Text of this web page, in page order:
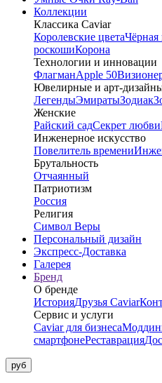
Коллекции
Классика Caviar
Королевские цветаЧёрная
роскошиКорона
Технологии и инновации
ФлагманApple 50
Ювелирные и арт-
ЛегендыЭмиратыЗодиак
Женские
Райский садСекрет любви
Инженерное искусство
Повелитель времени
Брутальность
Отчаянный
Патриотизм
Россия
Религия
Символ Веры
Персональный дизайн
Экспресс-Доставка
Галерея
Бренд
О бренде
ИсторияДрузья Caviar
Сервис и услуги
Caviar для бизнеса
смартфонеРеставрация
руб